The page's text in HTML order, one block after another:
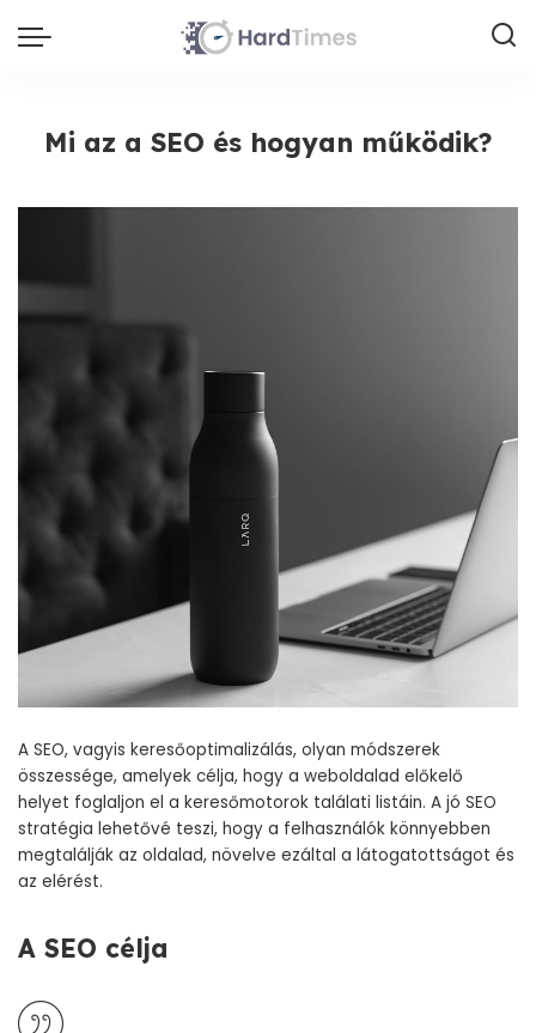
Mi az a SEO és hogyan működik?
A SEO, vagyis keresőoptimalizálás, olyan módszerek
összessége, amelyek célja, hogy a weboldalad előkelő
helyet foglaljon el a keresőmotorok találati listáin. A jó SEO
stratégia lehetővé teszi, hogy a felhasználók könnyebben
megtalálják az oldalad, növelve ezáltal a látogatottságot és
az elérést.
A SEO célja